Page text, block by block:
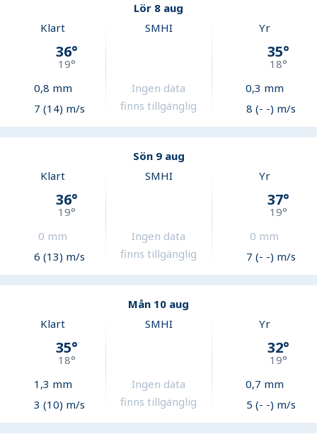
Lör 8 aug
Klart
36°
19°
0,8 mm
7 (14) m/s
SMHI
Ingen data
finns tillgänglig
Yr
35°
18°
0,3 mm
8 (- -) m/s
Sön 9 aug
Klart
36°
19°
0 mm
6 (13) m/s
SMHI
Ingen data
finns tillgänglig
Yr
37°
19°
0 mm
7 (- -) m/s
Mån 10 aug
Klart
35°
18°
1,3 mm
3 (10) m/s
SMHI
Ingen data
finns tillgänglig
Yr
32°
19°
0,7 mm
5 (- -) m/s